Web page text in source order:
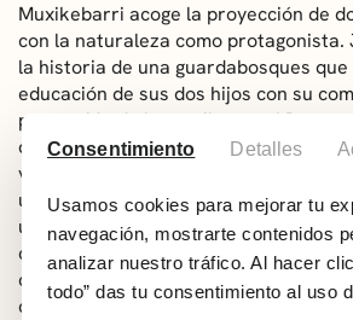
Consentimiento Detalles
Usamos cookies para mejorar tu
navegación, mostrarte contenidos
analizar nuestro tráfico. Al hacer
todo” das tu consentimiento al uso
Muxikebarri acoge la proyección de
con la naturaleza como protagonista.
la historia de una guardabosques que
educación de sus dos hijos con su
protección de los gorilas en el Parque
de Uganda.Tabira (16 min),por su
vivencias de una familia de
un polluelo de halcón que nadie
una hija más. Tras la proyección,
coloquio con el equipo técnico y
cortometrajes. Proyecto seleccionado
convocatoria ‘Getxo Eszena Irekia’.